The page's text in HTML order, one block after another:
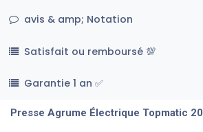
avis & amp; Notation
Satisfait ou remboursé 💯
Garantie 1 an ✅
Presse Agrume Électrique Topmatic